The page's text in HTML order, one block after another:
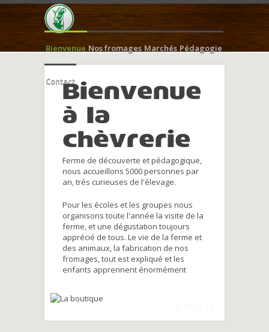
Bienvenue Nos fromages Marchés Pédagogie
ContactBienvenue
à la
chèvrerie
Ferme de découverte et pédagogique,
nous accueillons 5000 personnes par
an, trés curieuses de l'élevage.
Pour les écoles et les groupes nous
organisons toute l'année la visite de la
ferme, et une dégustation toujours
apprécié de tous. Le vie de la ferme et
des animaux, la fabrication de nos
fromages, tout est expliqué et les
enfants apprennent énormément